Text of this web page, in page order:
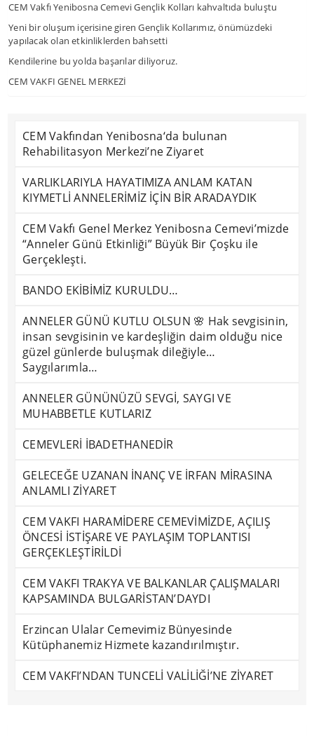
CEM Vakfı Yenibosna Cemevi Gençlik Kolları kahvaltıda buluştu
Yeni bir oluşum içerisine giren Gençlik Kollarımız, önümüzdeki
yapılacak olan etkinliklerden bahsetti
Kendilerine bu yolda başarılar diliyoruz.
CEM VAKFI GENEL MERKEZİ
CEM Vakfından Yenibosna‘da bulunan
Rehabilitasyon Merkezi’ne Ziyaret
VARLIKLARIYLA HAYATIMIZA ANLAM KATAN
KIYMETLİ ANNELERİMİZ İÇİN BİR ARADAYDIK
CEM Vakfı Genel Merkez Yenibosna Cemevi’mizde
“Anneler Günü Etkinliği” Büyük Bir Çoşku ile
Gerçekleşti.
BANDO EKİBİMİZ KURULDU…
ANNELER GÜNÜ KUTLU OLSUN 🌸 Hak sevgisinin,
insan sevgisinin ve kardeşliğin daim olduğu nice
güzel günlerde buluşmak dileğiyle…
Saygılarımla…
ANNELER GÜNÜNÜZÜ SEVGİ, SAYGI VE
MUHABBETLE KUTLARIZ
CEMEVLERİ İBADETHANEDİR
GELECEĞE UZANAN İNANÇ VE İRFAN MİRASINA
ANLAMLI ZİYARET
CEM VAKFI HARAMİDERE CEMEVİMİZDE, AÇILIŞ
ÖNCESİ İSTİŞARE VE PAYLAŞIM TOPLANTISI
GERÇEKLEŞTİRİLDİ
CEM VAKFI TRAKYA VE BALKANLAR ÇALIŞMALARI
KAPSAMINDA BULGARİSTAN’DAYDI
Erzincan Ulalar Cemevimiz Bünyesinde
Kütüphanemiz Hizmete kazandırılmıştır.
CEM VAKFI’NDAN TUNCELİ VALİLİĞİ’NE ZİYARET